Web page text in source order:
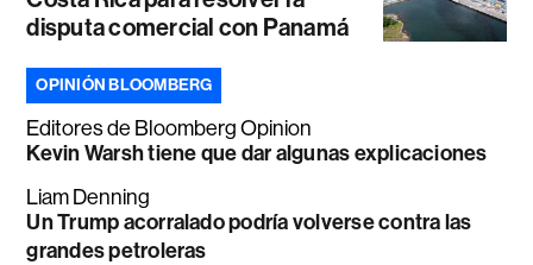
disputa comercial con Panamá
OPINIÓN BLOOMBERG
Editores de Bloomberg Opinion
Kevin Warsh tiene que dar algunas explicaciones
Liam Denning
Un Trump acorralado podría volverse contra las
grandes petroleras